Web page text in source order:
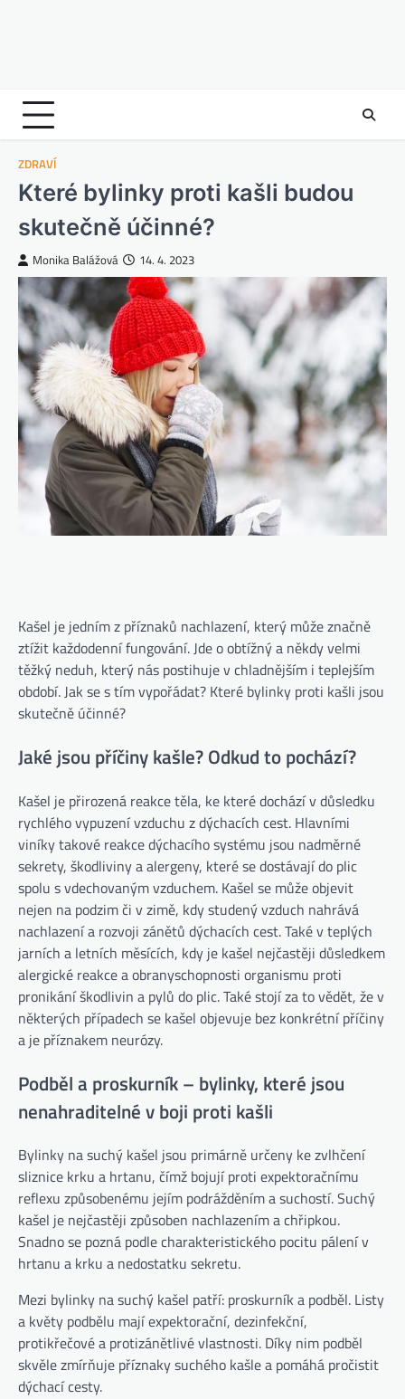
ZDRAVÍ
Které bylinky proti kašli budou
skutečně účinné?
Monika Balážová 14. 4. 2023
Kašel je jedním z příznaků nachlazení, který může značně
ztížit každodenní fungování. Jde o obtížný a někdy velmi
těžký neduh, který nás postihuje v chladnějším i teplejším
období. Jak se s tím vypořádat? Které bylinky proti kašli jsou
skutečně účinné?
Jaké jsou příčiny kašle? Odkud to pochází?
Kašel je přirozená reakce těla, ke které dochází v důsledku
rychlého vypuzení vzduchu z dýchacích cest. Hlavními
viníky takové reakce dýchacího systému jsou nadměrné
sekrety, škodliviny a alergeny, které se dostávají do plic
spolu s vdechovaným vzduchem. Kašel se může objevit
nejen na podzim či v zimě, kdy studený vzduch nahrává
nachlazení a rozvoji zánětů dýchacích cest. Také v teplých
jarních a letních měsících, kdy je kašel nejčastěji důsledkem
alergické reakce a obranyschopnosti organismu proti
pronikání škodlivin a pylů do plic. Také stojí za to vědět, že v
některých případech se kašel objevuje bez konkrétní příčiny
a je příznakem neurózy.
Podběl a proskurník – bylinky, které jsou
nenahraditelné v boji proti kašli
Bylinky na suchý kašel jsou primárně určeny ke zvlhčení
sliznice krku a hrtanu, čímž bojují proti expektoračnímu
reflexu způsobenému jejím podrážděním a suchostí. Suchý
kašel je nejčastěji způsoben nachlazením a chřipkou.
Snadno se pozná podle charakteristického pocitu pálení v
hrtanu a krku a nedostatku sekretu.
Mezi bylinky na suchý kašel patří: proskurník a podběl. Listy
a květy podbělu mají expektorační, dezinfekční,
protikřečové a protizánětlivé vlastnosti. Díky nim podběl
skvěle zmírňuje příznaky suchého kašle a pomáhá pročistit
dýchací cesty.